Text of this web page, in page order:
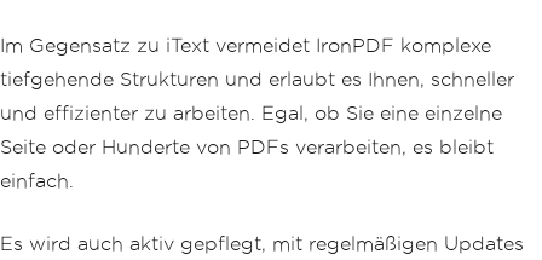
Im Gegensatz zu iText vermeidet IronPDF komplexe
tiefgehende Strukturen und erlaubt es Ihnen, schneller
und effizienter zu arbeiten. Egal, ob Sie eine einzelne
Seite oder Hunderte von PDFs verarbeiten, es bleibt
einfach.
Es wird auch aktiv gepflegt, mit regelmäßigen Updates